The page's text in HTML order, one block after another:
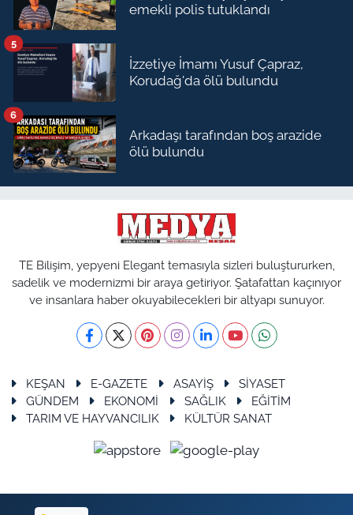
emekli polis tutuklandı
İzzetiye İmamı Yusuf Çapraz,
Korudağ'da ölü bulundu
5
Arkadaşı tarafından boş arazide
ölü bulundu
6
TE Bilişim, yepyeni Elegant temasıyla sizleri buluştururken,
sadelik ve modernizmi bir araya getiriyor. Şatafattan kaçınıyor
ve insanlara haber okuyabilecekleri bir altyapı sunuyor.
KEŞAN E-GAZETE ASAYİŞ
SİYASET
GÜNDEM
EKONOMİ SAĞLIK
EĞİTİM
TARIM VE HAYVANCILIK
KÜLTÜR SANAT